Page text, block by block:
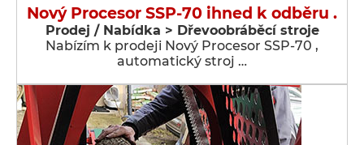
Nový Procesor SSP-70 ihned k odběru .
Prodej / Nabídka > Dřevoobráběcí stroje
Nabízím k prodeji Nový Procesor SSP-70 ,
automatický stroj …